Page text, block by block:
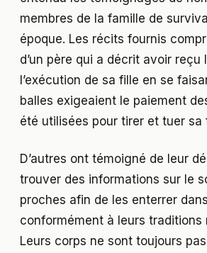
membres de la famille de
époque. Les récits fournis
d’un père qui a décrit avoir reçu
l’exécution de sa fille en se
balles exigeaient le paiement
été utilisées pour tirer et tuer sa
D’autres ont témoigné de leur
trouver des informations sur le
proches afin de les enterrer
conformément à leurs traditions
Leurs corps ne sont toujours